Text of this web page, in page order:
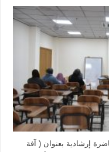
إرشادية بعنوان ( آفة